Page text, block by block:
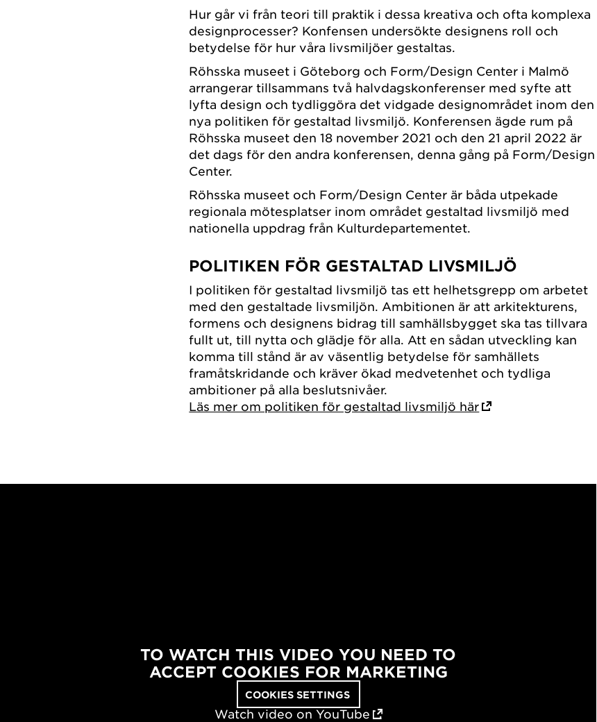
Hur går vi från teori till praktik i dessa kreativa och ofta komplexa
designprocesser? Konfensen undersökte designens roll och
betydelse för hur våra livsmiljöer gestaltas.
Röhsska museet i Göteborg och Form/Design Center i Malmö
arrangerar tillsammans två halvdagskonferenser med syfte att
lyfta design och tydliggöra det vidgade designområdet inom den
nya politiken för gestaltad livsmiljö. Konferensen ägde rum på
Röhsska museet den 18 november 2021 och den 21 april 2022 är
det dags för den andra konferensen, denna gång på Form/Design
Center.
Röhsska museet och Form/Design Center är båda utpekade
regionala mötesplatser inom området gestaltad livsmiljö med
nationella uppdrag från Kulturdepartementet.
POLITIKEN FÖR GESTALTAD LIVSMILJÖ
I politiken för gestaltad livsmiljö tas ett helhetsgrepp om arbetet
med den gestaltade livsmiljön. Ambitionen är att arkitekturens,
formens och designens bidrag till samhällsbygget ska tas tillvara
fullt ut, till nytta och glädje för alla. Att en sådan utveckling kan
komma till stånd är av väsentlig betydelse för samhällets
framåtskridande och kräver ökad medvetenhet och tydliga
ambitioner på alla beslutsnivåer.
Läs mer om politiken för gestaltad livsmiljö här
TO WATCH THIS VIDEO YOU NEED TO
ACCEPT COOKIES FOR MARKETING
COOKIES SETTINGS
Watch video on YouTube